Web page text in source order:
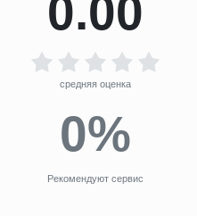
0.00
средняя оценка
0%
Рекомендуют сервис